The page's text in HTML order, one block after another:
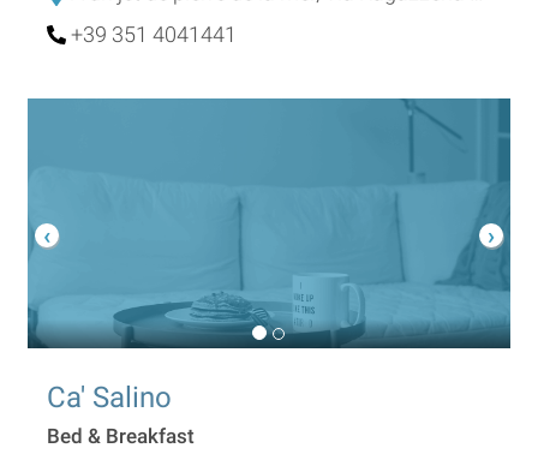
+39 351 4041441
Ca' Salino
Bed & Breakfast